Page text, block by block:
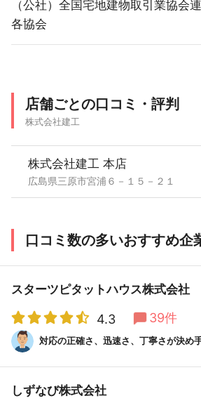
（公社）全国宅地建物取引業協会
各協会
店舗ごとの口コミ・評判
株式会社建工
株式会社建工 本店
広島県三原市宮浦６－１５－２１
口コミ数の多いおすすめ企
スターツピタットハウス株式会社
4.3 39件
対応の正確さ、迅速さ、丁寧さが決め
しずなび株式会社